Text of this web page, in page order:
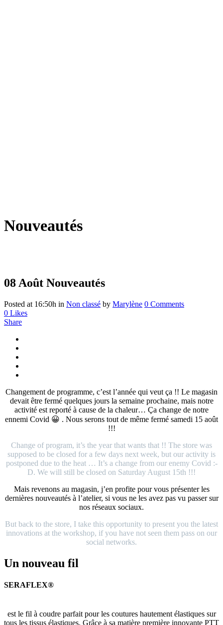
Nouveautés
08 Août Nouveautés
Posted at 16:50h in Non classé by Marylène 0 Comments
0 Likes
Share
Changement de programme, c’est l’année qui veut ça !! Le magasin
devait être fermé quelques jours la semaine prochaine, mais notre
activité est reporté à cause de la chaleur… Ça change de notre
ennemi Covid 😀 . Nous serons tout de même fermé samedi 15 août
!!!
Change of program, it’s the year that wants that !! The store was
supposed to be closed for a few days next week, but our activity is
postponed due to the heat … It’s a change from our enemy Covid :-
D. We will still be closed on Saturday August 15th !!!
Mais revenons au magasin, j’en profite pour vous présenter les
dernières nouveautés à l’atelier, si vous ne les avez pas vu passer sur
nos réseaux sociaux.
But back to the store, I take this opportunity to present you the latest
innovations at the workshop, if you have not seen them pass on our
social networks.
Un nouveau fil
SERAFLEX®
est le fil à coudre parfait pour les coutures hautement élastiques sur
tous les tissus élastiques. Grâce à sa matière première innovante PTT